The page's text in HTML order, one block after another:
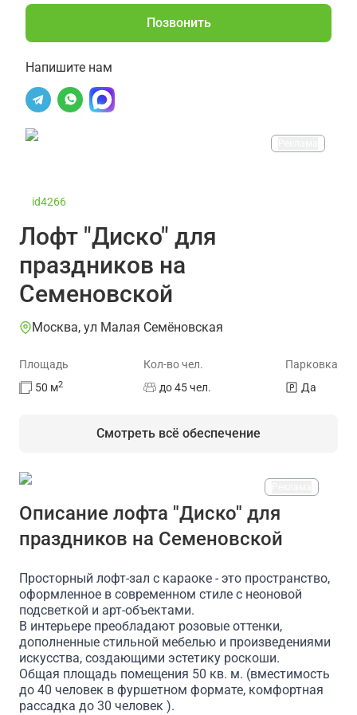
Позвонить
Напишите нам
id4266
Лофт "Диско" для
праздников на
Семеновской
Москва, ул Малая Семёновская
Площадь
50 м2
Кол-во чел.
до 45 чел.
Парковка
Да
Смотреть всё обеспечение
На площадке есть
Проектор Доступ в интернет/Wi-Fi
Описание лофта "Диско" для
праздников на Семеновской
Просторный лофт-зал с караоке - это пространство,
оформленное в современном стиле с неоновой
подсветкой и арт-объектами.
В интерьере преобладают розовые оттенки,
дополненные стильной мебелью и произведениями
искусства, создающими эстетику роскоши.
Общая площадь помещения 50 кв. м. (вместимость
до 40 человек в фуршетном формате, комфортная
рассадка до 30 человек ).